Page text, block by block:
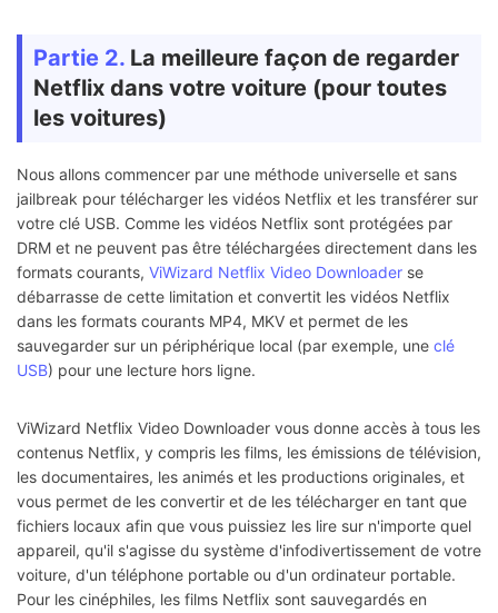
Partie 2. La meilleure façon de regarder
Netflix dans votre voiture (pour toutes
les voitures)
Nous allons commencer par une méthode universelle et sans
jailbreak pour télécharger les vidéos Netflix et les transférer sur
votre clé USB. Comme les vidéos Netflix sont protégées par
DRM et ne peuvent pas être téléchargées directement dans les
formats courants, ViWizard Netflix Video Downloader se
débarrasse de cette limitation et convertit les vidéos Netflix
dans les formats courants MP4, MKV et permet de les
sauvegarder sur un périphérique local (par exemple, une clé
USB) pour une lecture hors ligne.
ViWizard Netflix Video Downloader vous donne accès à tous les
contenus Netflix, y compris les films, les émissions de télévision,
les documentaires, les animés et les productions originales, et
vous permet de les convertir et de les télécharger en tant que
fichiers locaux afin que vous puissiez les lire sur n'importe quel
appareil, qu'il s'agisse du système d'infodivertissement de votre
voiture, d'un téléphone portable ou d'un ordinateur portable.
Pour les cinéphiles, les films Netflix sont sauvegardés en